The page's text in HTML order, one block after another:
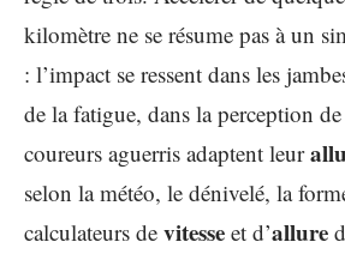
kilomètre ne se résume pas à un
: l’impact se ressent dans les
de la fatigue, dans la perception
coureurs aguerris adaptent leur
selon la météo, le dénivelé, la
calculateurs de vitesse et d’allure